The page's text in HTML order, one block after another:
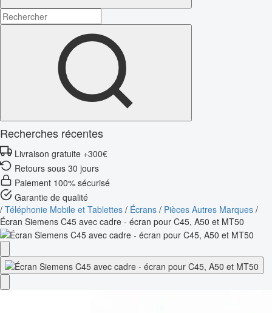
Recherches récentes
Livraison gratuite +300€
Retours sous 30 jours
Paiement 100% sécurisé
Garantie de qualité
/ Téléphonie Mobile et Tablettes / Écrans / Pièces Autres Marques /
Écran Siemens C45 avec cadre - écran pour C45, A50 et MT50